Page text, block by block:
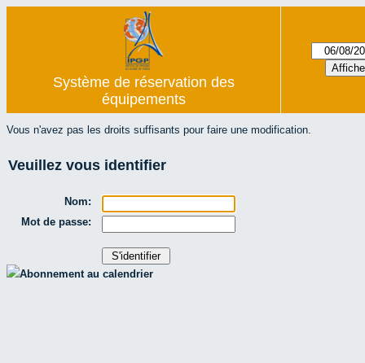
Système de réservation des
équipements
Vous n'avez pas les droits suffisants pour faire une modification.
Veuillez vous identifier
Nom:
Mot de passe:
Abonnement au calendrier